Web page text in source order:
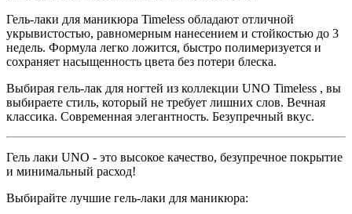
Гель-лаки для маникюра Timeless обладают отличной
укрывистостью, равномерным нанесением и стойкостью до 3
недель. Формула легко ложится, быстро полимеризуется и
сохраняет насыщенность цвета без потери блеска.
Выбирая гель-лак для ногтей из коллекции UNO Timeless , вы
выбираете стиль, который не требует лишних слов. Вечная
классика. Современная элегантность. Безупречный вкус.
Гель лаки UNO - это высокое качество, безупречное покрытие
и минимальный расход!
Выбирайте лучшие гель-лаки для маникюра: